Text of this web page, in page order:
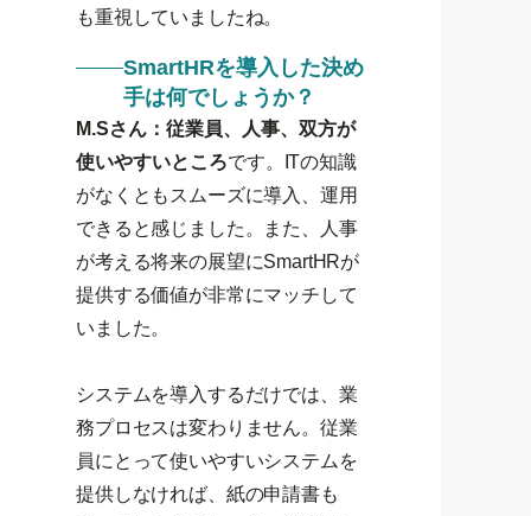
も重視していましたね。
SmartHRを導入した決め
手は何でしょうか？
M.Sさん：従業員、人事、双方が
使いやすいところです。ITの知識
がなくともスムーズに導入、運用
できると感じました。また、人事
が考える将来の展望にSmartHRが
提供する価値が非常にマッチして
いました。
システムを導入するだけでは、業
務プロセスは変わりません。従業
員にとって使いやすいシステムを
提供しなければ、紙の申請書も